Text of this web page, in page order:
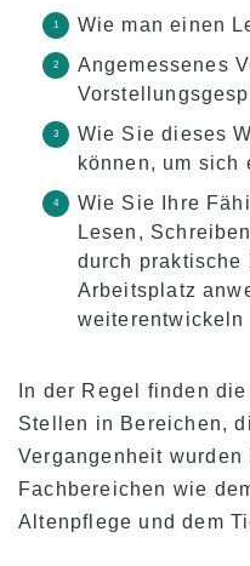
Wie man einen
Angemessenes
Wie Sie dieses
können, um sich
Wie Sie Ihre
Lesen,
durch praktische
Arbeitsplatz
weiterentwickeln
In der Regel finden
Stellen in Bereichen,
Vergangenheit
Fachbereichen wie
Altenpflege und dem